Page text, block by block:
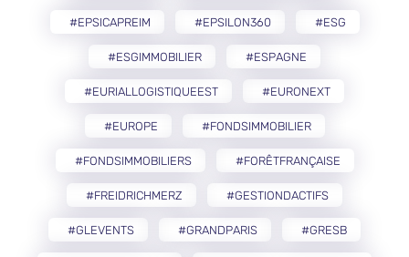
#EPSICAPREIM #EPSILON360 #ESG
#ESGIMMOBILIER #ESPAGNE
#EURIALLOGISTIQUEEST #EURONEXT
#EUROPE #FONDSIMMOBILIER
#FONDSIMMOBILIERS #FORÊTFRANÇAISE
#FREIDRICHMERZ #GESTIONDACTIFS
#GLEVENTS #GRANDPARIS #GRESB